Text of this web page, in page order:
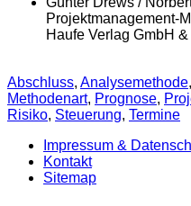
Projektmanagement-
Haufe Verlag GmbH
Abschluss, Analysemethode,
Methodenart, Prognose,
Risiko, Steuerung, Termine
Impressum &
Kontakt
Sitemap